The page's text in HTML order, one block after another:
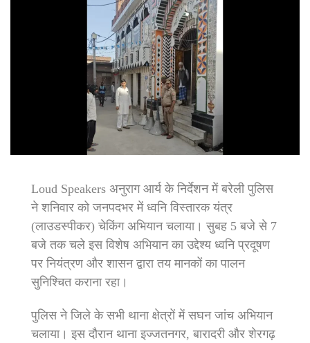
Loud Speakers अनुराग आर्य के निर्देशन में बरेली पुलिस
ने शनिवार को जनपदभर में ध्वनि विस्तारक यंत्र
(लाउडस्पीकर) चेकिंग अभियान चलाया। सुबह 5 बजे से 7
बजे तक चले इस विशेष अभियान का उद्देश्य ध्वनि प्रदूषण
पर नियंत्रण और शासन द्वारा तय मानकों का पालन
सुनिश्चित कराना रहा।
पुलिस ने जिले के सभी थाना क्षेत्रों में सघन जांच अभियान
चलाया। इस दौरान थाना इज्जतनगर, बारादरी और शेरगढ़